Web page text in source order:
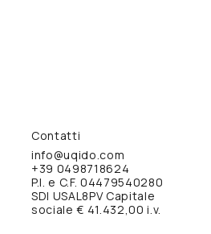
Contatti
info@uqido.com
+39 0498718624
P.I. e C.F. 04479540280
SDI USAL8PV Capitale
sociale € 41.432,00 i.v.